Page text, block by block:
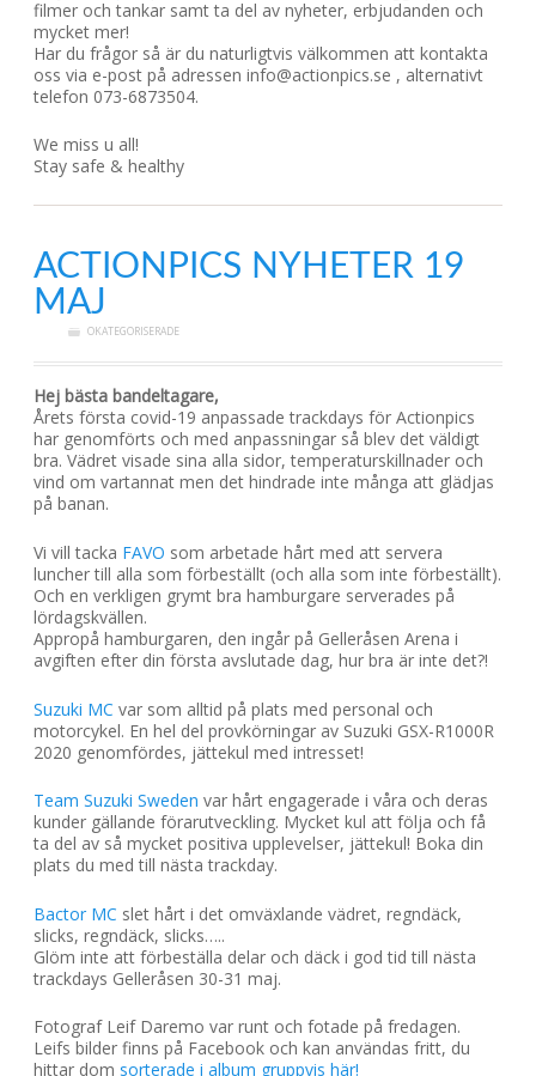
filmer och tankar samt ta del av nyheter, erbjudanden och
mycket mer!
Har du frågor så är du naturligtvis välkommen att kontakta
oss via e-post på adressen info@actionpics.se , alternativt
telefon 073-6873504.
We miss u all!
Stay safe & healthy
ACTIONPICS NYHETER 19
MAJ
OKATEGORISERADE
Hej bästa bandeltagare,
Årets första covid-19 anpassade trackdays för Actionpics
har genomförts och med anpassningar så blev det väldigt
bra. Vädret visade sina alla sidor, temperaturskillnader och
vind om vartannat men det hindrade inte många att glädjas
på banan.
Vi vill tacka FAVO som arbetade hårt med att servera
luncher till alla som förbeställt (och alla som inte förbeställt).
Och en verkligen grymt bra hamburgare serverades på
lördagskvällen.
Appropå hamburgaren, den ingår på Gelleråsen Arena i
avgiften efter din första avslutade dag, hur bra är inte det?!
Suzuki MC var som alltid på plats med personal och
motorcykel. En hel del provkörningar av Suzuki GSX-R1000R
2020 genomfördes, jättekul med intresset!
Team Suzuki Sweden var hårt engagerade i våra och deras
kunder gällande förarutveckling. Mycket kul att följa och få
ta del av så mycket positiva upplevelser, jättekul! Boka din
plats du med till nästa trackday.
Bactor MC slet hårt i det omväxlande vädret, regndäck,
slicks, regndäck, slicks…..
Glöm inte att förbeställa delar och däck i god tid till nästa
trackdays Gelleråsen 30-31 maj.
Fotograf Leif Daremo var runt och fotade på fredagen.
Leifs bilder finns på Facebook och kan användas fritt, du
hittar dom sorterade i album gruppvis här!